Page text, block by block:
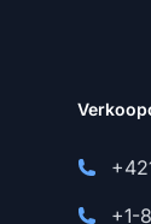
+1-